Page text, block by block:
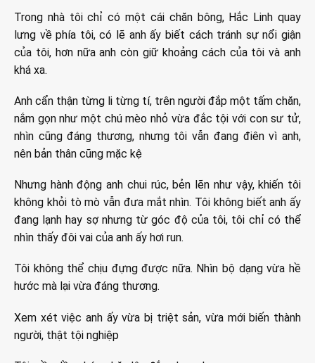
Trong nhà tôi chỉ có một cái chăn bông, Hắc Linh quay
lưng về phía tôi, có lẽ anh ấy biết cách tránh sự nổi giận
của tôi, hơn nữa anh còn giữ khoảng cách của tôi và anh
khá xa.
Anh cẩn thận từng li từng tí, trên người đắp một tấm chăn,
nắm gọn như một chú mèo nhỏ vừa đắc tội với con sư tử,
nhìn cũng đáng thương, nhưng tôi vẫn đang điên vì anh,
nên bản thân cũng mặc kệ
Nhưng hành động anh chui rúc, bẻn lẽn như vậy, khiến tôi
không khỏi tò mò vẫn đưa mắt nhìn. Tôi không biết anh ấy
đang lạnh hay sợ nhưng từ góc độ của tôi, tôi chỉ có thể
nhìn thấy đôi vai của anh ấy hơi run.
Tôi không thể chịu đựng được nữa. Nhìn bộ dạng vừa hề
hước mà lại vừa đáng thương.
Xem xét việc anh ấy vừa bị triệt sản, vừa mới biến thành
người, thật tội nghiệp